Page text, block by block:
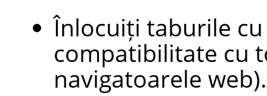
Înlocuiți taburile
compatibilitate cu
navigatoarele web).